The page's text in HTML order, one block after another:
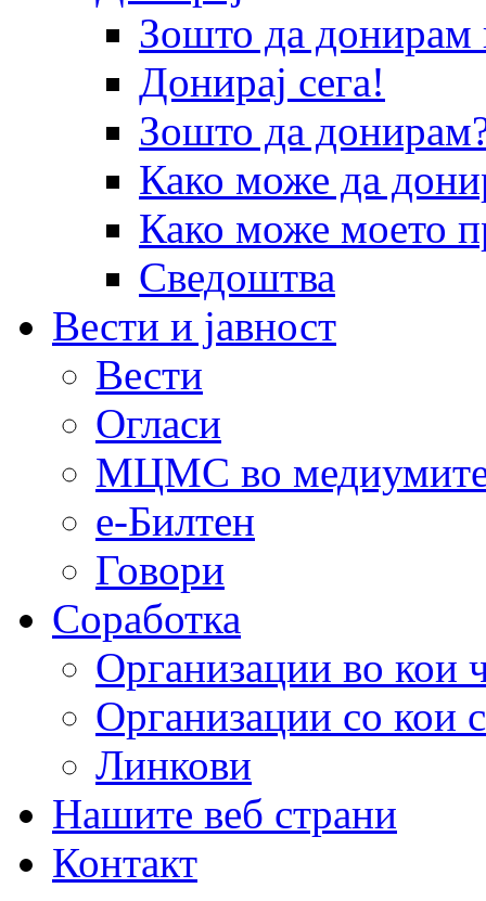
Зошто да
Донирај сега!
Зошто да
Како може да
Како може моето
Сведоштва
Вести и јавност
Вести
Огласи
МЦМС во
е-Билтен
Говори
Соработка
Организации во кои
Организации со кои
Линкови
Нашите веб страни
Контакт